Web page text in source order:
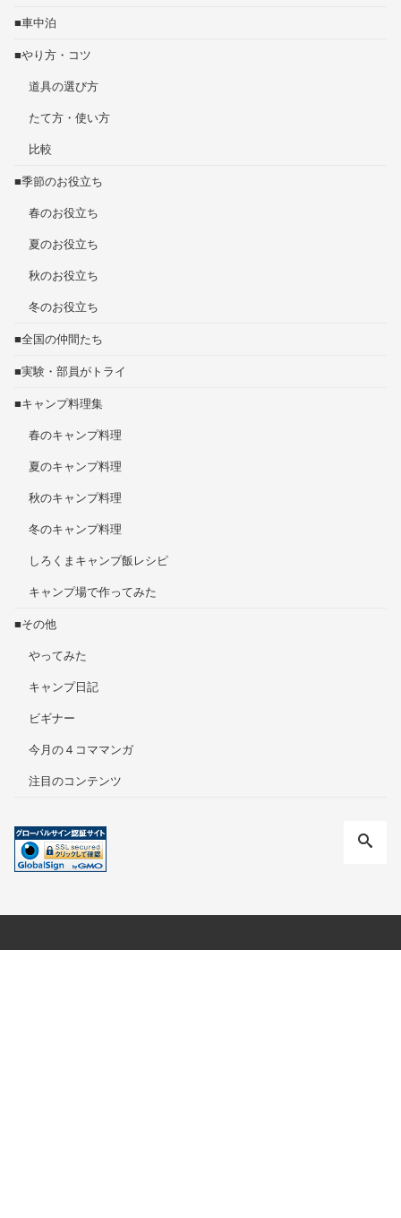
■車中泊
■やり方・コツ
道具の選び方
たて方・使い方
比較
■季節のお役立ち
春のお役立ち
夏のお役立ち
秋のお役立ち
冬のお役立ち
■全国の仲間たち
■実験・部員がトライ
■キャンプ料理集
春のキャンプ料理
夏のキャンプ料理
秋のキャンプ料理
冬のキャンプ料理
しろくまキャンプ飯レシピ
キャンプ場で作ってみた
■その他
やってみた
キャンプ日記
ビギナー
今月の４コママンガ
注目のコンテンツ